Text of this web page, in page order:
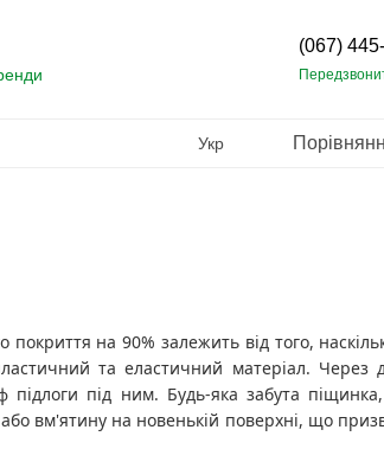
(067)
Укр
покриття на 90% залежить від того,
та еластичний матеріал. Через
під ним. Будь-яка забута
вм'ятину на новенькій поверхні, що